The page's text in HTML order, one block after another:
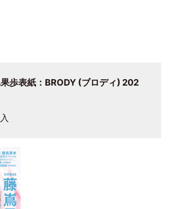
果歩表紙：BRODY (ブロディ) 202